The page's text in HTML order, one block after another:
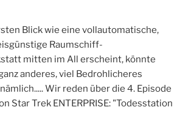
Blick wie eine vollautomatische,
Raumschiff-
mitten im All erscheint, könnte
anderes, viel Bedrohlicheres
Wir reden über die 4. Episode
Star Trek ENTERPRISE: "Todesstation